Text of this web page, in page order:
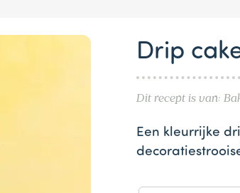
Drip
Dit recept is van:
Een kleurrijke